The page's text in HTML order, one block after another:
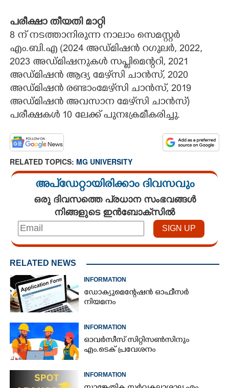
പരീക്ഷാ തീയതി മാറ്റി
8 ന് നടത്താനിരുന്ന നാലാം സെമസ്റ്റർ
എം.ബി.എ (2024 അഡ്മിഷൻ റഗുലർ, 2022,
2023 അഡ്മിഷനുകൾ സപ്ലിമെന്ററി, 2021
അഡ്മിഷൻ ആദ്യ മേഴ്‌സി ചാൻസ്, 2020
അഡ്മിഷൻ രണ്ടാംമേഴ്‌സി ചാൻസ്, 2019
അഡ്മിഷൻ അവസാന മേഴ്‌സി ചാൻസ്)
പരീക്ഷകൾ 10 ലേക്ക് പുനഃക്രമീകരിച്ചു.
RELATED TOPICS: MG UNIVERSITY
അപ്ഡേറ്റായിരിക്കാം ദിവസവും
ഒരു ദിവസത്തെ പ്രധാന സംഭവങ്ങൾ
നിങ്ങളുടെ ഇൻബോക്സിൽ
RELATED NEWS
INFORMATION
ഡോക്യുമെന്റേഷൻ ഓഫീസർ
നിയമനം
INFORMATION
ഓവർസീസ് സിറ്റിസൺസിനും
എം.ടെക് പ്രവേശനം
INFORMATION